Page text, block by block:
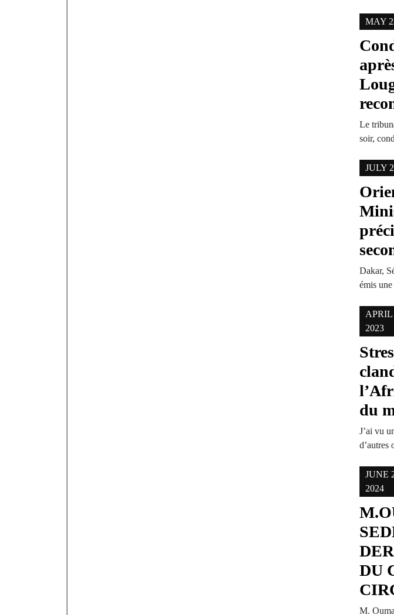
MAY
Le
soir,
JULY
Dakar,
émis
APRIL
2023
du
J’ai vu
JUNE
2024
DU
M.